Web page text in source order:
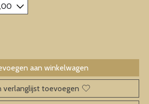
aan winkelwagen
verlanglijst toevoegen